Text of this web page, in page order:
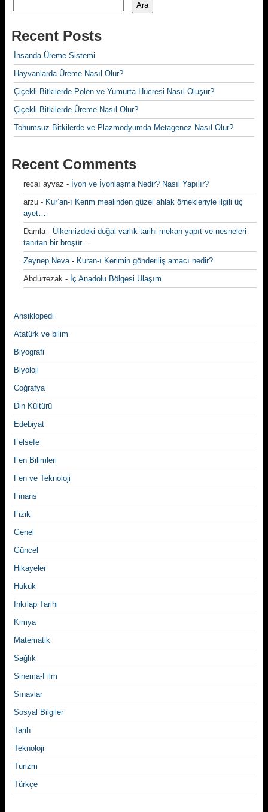
Ara
Recent Posts
İnsanda Üreme Sistemi
Hayvanlarda Üreme Nasıl Olur?
Çiçekli Bitkilerde Polen ve Yumurta Hücresi Nasıl Oluşur?
Çiçekli Bitkilerde Üreme Nasıl Olur?
Tohumsuz Bitkilerde ve Plazmodyumda Metagenez Nasıl Olur?
Recent Comments
recaı ayvaz - İyon ve İyonlaşma Nedir? Nasıl Yapılır?
arzu - Kur’an-ı Kerim mealinden güzel ahlak örnekleriyle ilgili üç
ayet…
Damla- Ülkemizdeki doğal varlık tarihi mekan yapıt ve nesneleri
tanıtan bir broşür…
Zeynep Neva- Kuran-ı Kerimin gönderiliş amacı nedir?
Abdurrezak - İç Anadolu Bölgesi Ulaşım
Ansiklopedi
Atatürk ve bilim
Biyografi
Biyoloji
Coğrafya
Din Kültürü
Edebiyat
Felsefe
Fen Bilimleri
Fen ve Teknoloji
Finans
Fizik
Genel
Güncel
Hikayeler
Hukuk
İnkılap Tarihi
Kimya
Matematik
Sağlık
Sinema-Film
Sınavlar
Sosyal Bilgiler
Tarih
Teknoloji
Turizm
Türkçe